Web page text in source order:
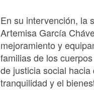
En su intervención, la
Artemisa García
mejoramiento y
familias de los
de justicia social
tranquilidad y el